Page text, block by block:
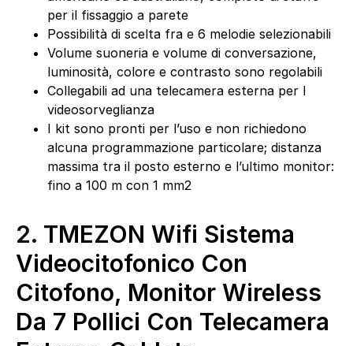
per il fissaggio a parete
Possibilità di scelta fra e 6 melodie selezionabili
Volume suoneria e volume di conversazione,
luminosità, colore e contrasto sono regolabili
Collegabili ad una telecamera esterna per l
videosorveglianza
I kit sono pronti per l’uso e non richiedono
alcuna programmazione particolare; distanza
massima tra il posto esterno e l’ultimo monitor:
fino a 100 m con 1 mm2
2. TMEZON Wifi Sistema
Videocitofonico Con
Citofono, Monitor Wireless
Da 7 Pollici Con Telecamera